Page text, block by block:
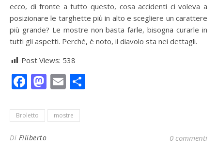
ecco, di fronte a tutto questo, cosa accidenti ci voleva a
posizionare le targhette più in alto e scegliere un carattere
più grande? Le mostre non basta farle, bisogna curarle in
tutti gli aspetti. Perché, è noto, il diavolo sta nei dettagli.
Post Views: 538
Facebook
Mastodon
Email
Broletto mostre
Di Filiberto 0 commenti